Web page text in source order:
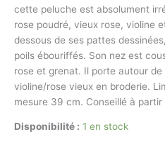
cette peluche est absolument
rose poudré, vieux rose, violine
dessous de ses pattes
poils ébouriffés. Son nez est
rose et grenat. Il porte autour
violine/rose vieux en broderie.
mesure 39 cm. Conseillé à partir
Disponibilité : 1 en stock